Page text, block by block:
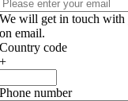
We will get in touch with
on email.
Country code
+
Phone number